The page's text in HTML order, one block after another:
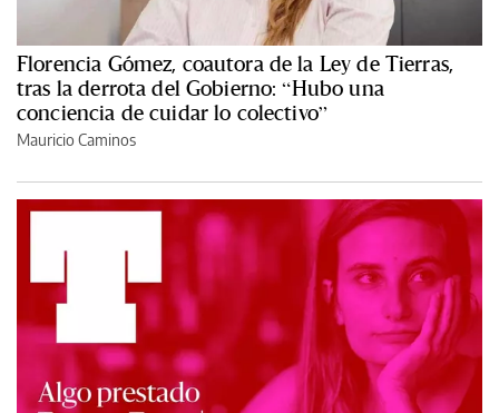
Florencia Gómez, coautora de la Ley de Tierras,
tras la derrota del Gobierno: “Hubo una
conciencia de cuidar lo colectivo”
Mauricio Caminos